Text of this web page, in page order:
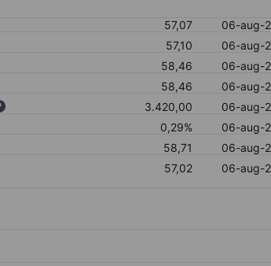
57,07
06-aug-
57,10
06-aug-
58,46
06-aug-
58,46
06-aug-
3.420,00
06-aug-
0,29%
06-aug-
58,71
06-aug-
57,02 06-aug-